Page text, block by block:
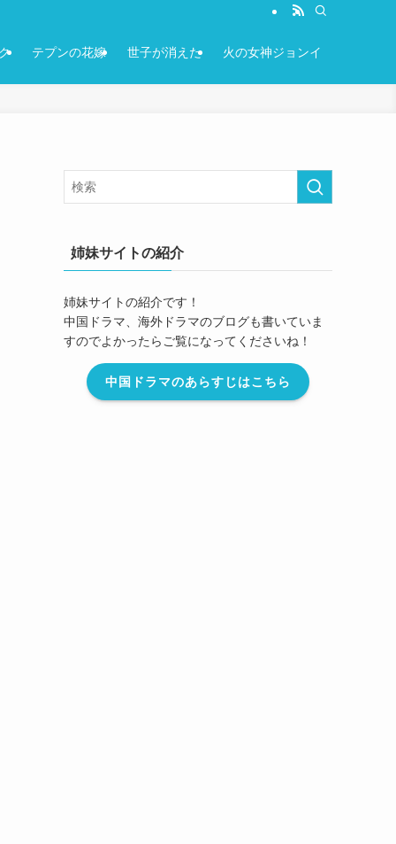
テプンの花嫁 世子が消えた 火の女神ジョンイ
姉妹サイトの紹介
姉妹サイトの紹介です！
中国ドラマ、海外ドラマのブログも書いていま
すのでよかったらご覧になってくださいね！
中国ドラマのあらすじはこちら